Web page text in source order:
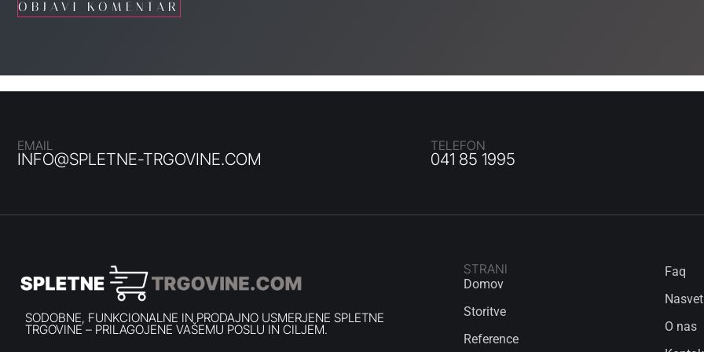
EMAIL
INFO@SPLETNE-TRGOVINE.COM
TELEFON
041 85 1995
SODOBNE, FUNKCIONALNE IN PRODAJNO USMERJENE SPLETNE
TRGOVINE – PRILAGOJENE VAŠEMU POSLU IN CILJEM.
STRANI
Domov
Storitve
Reference
Faq
O nas